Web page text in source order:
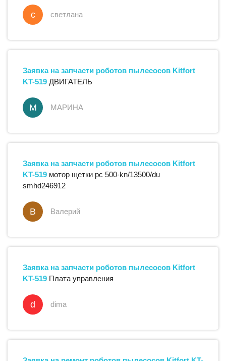
с светлана
Заявка на запчасти роботов пылесосов Kitfort
KT-519 ДВИГАТЕЛЬ
М МАРИНА
Заявка на запчасти роботов пылесосов Kitfort
KT-519 мотор щетки рс 500-kn/13500/du
smhd246912
В Валерий
Заявка на запчасти роботов пылесосов Kitfort
KT-519 Плата управления
d dima